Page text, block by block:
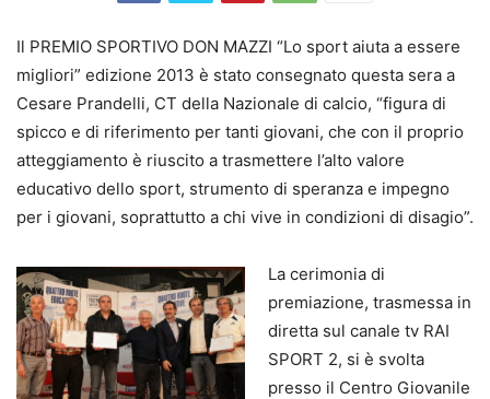
Il PREMIO SPORTIVO DON MAZZI “Lo sport aiuta a essere
migliori” edizione 2013 è stato consegnato questa sera a
Cesare Prandelli, CT della Nazionale di calcio, “figura di
spicco e di riferimento per tanti giovani, che con il proprio
atteggiamento è riuscito a trasmettere l’alto valore
educativo dello sport, strumento di speranza e impegno
per i giovani, soprattutto a chi vive in condizioni di disagio”.
La cerimonia di
premiazione, trasmessa in
diretta sul canale tv RAI
SPORT 2, si è svolta
presso il Centro Giovanile